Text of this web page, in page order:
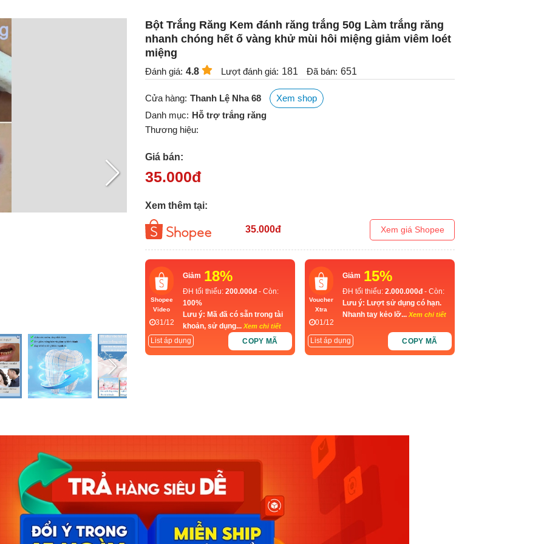
Bột Trắng Răng Kem đánh răng trắng 50g Làm trắng răng
nhanh chóng hết ố vàng khử mùi hôi miệng giảm viêm loét
miệng
Đánh giá: 4.8 Lượt đánh giá: 181 Đã bán: 651
Cửa hàng: Thanh Lệ Nha 68
Xem shop
Danh mục: Hỗ trợ trắng răng
Thương hiệu:
Giá bán:
35.000đ
Xem thêm tại:
35.000đ Xem giá Shopee
Shopee
Video
31/12
Giảm 18%
ĐH tối thiểu: 200.000đ - Còn:
100%
Lưu ý: Mã đã có sẵn trong tài
khoản, sử dụng... Xem chi tiết
List áp dụng COPY MÃ
Voucher
Xtra
01/12
Giảm 15%
ĐH tối thiểu: 2.000.000đ - Còn:
Lưu ý: Lượt sử dụng có hạn.
Nhanh tay kẻo lỡ... Xem chi tiết
List áp dụng COPY MÃ